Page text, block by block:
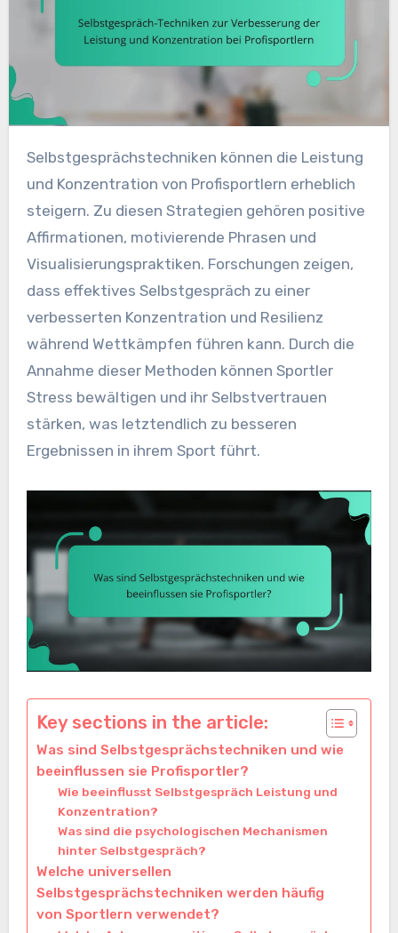
Selbstgesprächstechniken können die Leistung
und Konzentration von Profisportlern erheblich
steigern. Zu diesen Strategien gehören positive
Affirmationen, motivierende Phrasen und
Visualisierungspraktiken. Forschungen zeigen,
dass effektives Selbstgespräch zu einer
verbesserten Konzentration und Resilienz
während Wettkämpfen führen kann. Durch die
Annahme dieser Methoden können Sportler
Stress bewältigen und ihr Selbstvertrauen
stärken, was letztendlich zu besseren
Ergebnissen in ihrem Sport führt.
Key sections in the article:
Was sind Selbstgesprächstechniken und wie
beeinflussen sie Profisportler?
Wie beeinflusst Selbstgespräch Leistung und
Konzentration?
Was sind die psychologischen Mechanismen
hinter Selbstgespräch?
Welche universellen
Selbstgesprächstechniken werden häufig
von Sportlern verwendet?